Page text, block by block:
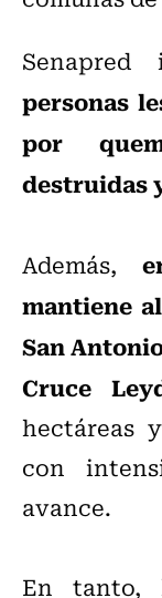
personas
por
destruidas
Además,
mantiene
San
Cruce
hectáreas
con
avance.
En tanto,